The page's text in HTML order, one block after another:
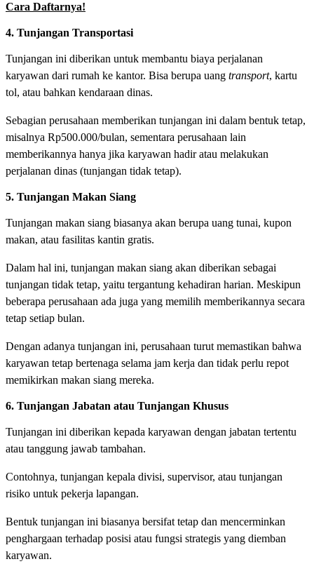
Cara Daftarnya!
4. Tunjangan Transportasi
Tunjangan ini diberikan untuk membantu biaya perjalanan
karyawan dari rumah ke kantor. Bisa berupa uang transport, kartu
tol, atau bahkan kendaraan dinas.
Sebagian perusahaan memberikan tunjangan ini dalam bentuk tetap,
misalnya Rp500.000/bulan, sementara perusahaan lain
memberikannya hanya jika karyawan hadir atau melakukan
perjalanan dinas (tunjangan tidak tetap).
5. Tunjangan Makan Siang
Tunjangan makan siang biasanya akan berupa uang tunai, kupon
makan, atau fasilitas kantin gratis.
Dalam hal ini, tunjangan makan siang akan diberikan sebagai
tunjangan tidak tetap, yaitu tergantung kehadiran harian. Meskipun
beberapa perusahaan ada juga yang memilih memberikannya secara
tetap setiap bulan.
Dengan adanya tunjangan ini, perusahaan turut memastikan bahwa
karyawan tetap bertenaga selama jam kerja dan tidak perlu repot
memikirkan makan siang mereka.
6. Tunjangan Jabatan atau Tunjangan Khusus
Tunjangan ini diberikan kepada karyawan dengan jabatan tertentu
atau tanggung jawab tambahan.
Contohnya, tunjangan kepala divisi, supervisor, atau tunjangan
risiko untuk pekerja lapangan.
Bentuk tunjangan ini biasanya bersifat tetap dan mencerminkan
penghargaan terhadap posisi atau fungsi strategis yang diemban
karyawan.